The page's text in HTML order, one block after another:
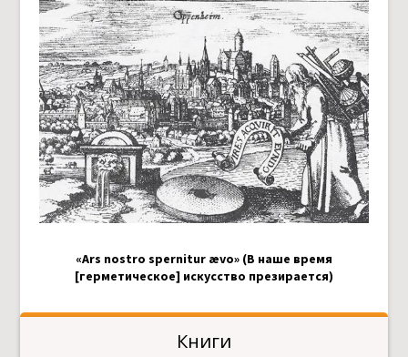
«Ars nostro spernitur ævo» (В наше время
[герметическое] искусство презирается)
Книги